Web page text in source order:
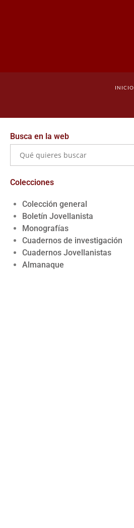
INICIO
Busca en la web
Colecciones
Colección general
Boletín Jovellanista
Monografías
Cuadernos de investigación
Cuadernos Jovellanistas
Almanaque